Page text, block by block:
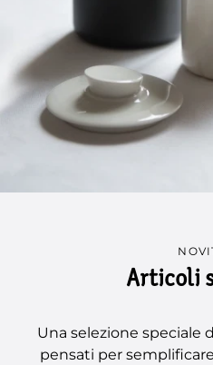
Articoli
Una selezione
pensati per